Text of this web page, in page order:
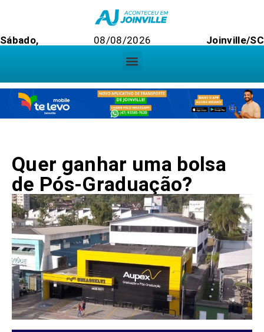
Sábado, 08/08/2026 Joinville/SC
Quer ganhar uma bolsa
de Pós-Graduação?